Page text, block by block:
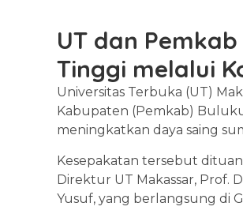
UT dan
Tinggi melalui
Universitas Terbuka (UT)
Kabupaten (Pemkab)
meningkatkan daya saing
Kesepakatan tersebut
Direktur UT Makassar, Prof.
Yusuf, yang berlangsung di